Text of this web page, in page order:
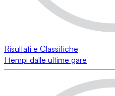
Risultati e Classifiche
I tempi dalle ultime gare